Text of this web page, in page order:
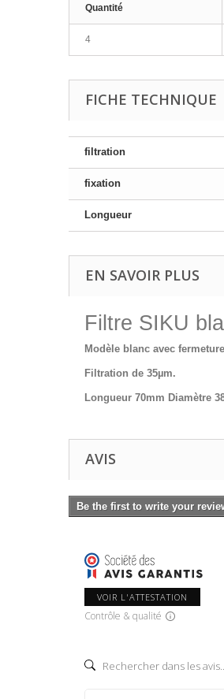
Quantité
4
FICHE TECHNIQUE
filtration
fixation
Longueur
EN SAVOIR PLUS
Filtre SIKU
Modèle blanc avec
Filtration de 35µm.
Longueur 70mm Diamètre
AVIS
Be the first to write your
VOIR L'ATTESTATION
Contrôle & qualité